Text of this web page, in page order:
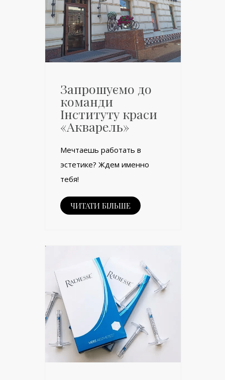
Запрошуємо до
команди
Інституту краси
«Акварель»
Мечтаешь работать в
эстетике? Ждем именно
тебя!
ЧИТАТИ БІЛЬШЕ